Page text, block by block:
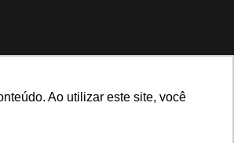
Ao utilizar este site, você